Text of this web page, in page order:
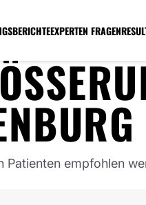
EXPERTEN FRAGEN
empfohlen